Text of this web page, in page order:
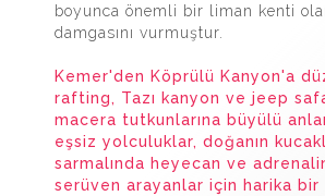
boyunca önemli bir liman kenti
damgasını vurmuştur.
Kemer'den Köprülü Kanyon'a
rafting, Tazı kanyon ve jeep
macera tutkunlarına büyülü
eşsiz yolculuklar, doğanın
sarmalında heyecan ve
serüven arayanlar için harika bir